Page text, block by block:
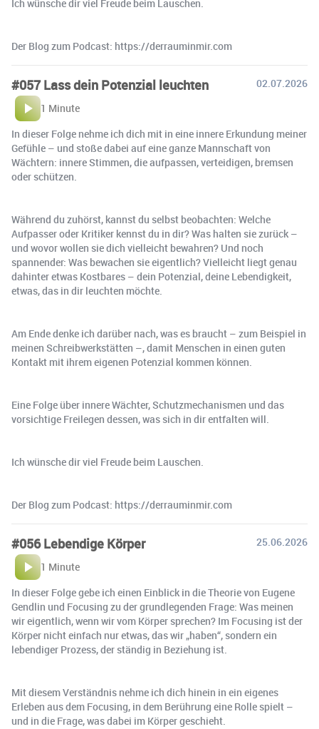
Ich wünsche dir viel Freude beim Lauschen.
Der Blog zum Podcast: https://derrauminmir.com
#057 Lass dein Potenzial leuchten
02.07.2026
1 Minute
In dieser Folge nehme ich dich mit in eine innere Erkundung meiner
Gefühle – und stoße dabei auf eine ganze Mannschaft von
Wächtern: innere Stimmen, die aufpassen, verteidigen, bremsen
oder schützen.
Während du zuhörst, kannst du selbst beobachten: Welche
Aufpasser oder Kritiker kennst du in dir? Was halten sie zurück –
und wovor wollen sie dich vielleicht bewahren? Und noch
spannender: Was bewachen sie eigentlich? Vielleicht liegt genau
dahinter etwas Kostbares – dein Potenzial, deine Lebendigkeit,
etwas, das in dir leuchten möchte.
Am Ende denke ich darüber nach, was es braucht – zum Beispiel in
meinen Schreibwerkstätten –, damit Menschen in einen guten
Kontakt mit ihrem eigenen Potenzial kommen können.
Eine Folge über innere Wächter, Schutzmechanismen und das
vorsichtige Freilegen dessen, was sich in dir entfalten will.
Ich wünsche dir viel Freude beim Lauschen.
Der Blog zum Podcast: https://derrauminmir.com
#056 Lebendige Körper
25.06.2026
1 Minute
In dieser Folge gebe ich einen Einblick in die Theorie von Eugene
Gendlin und Focusing zu der grundlegenden Frage: Was meinen
wir eigentlich, wenn wir vom Körper sprechen? Im Focusing ist der
Körper nicht einfach nur etwas, das wir „haben“, sondern ein
lebendiger Prozess, der ständig in Beziehung ist.
Mit diesem Verständnis nehme ich dich hinein in ein eigenes
Erleben aus dem Focusing, in dem Berührung eine Rolle spielt –
und in die Frage, was dabei im Körper geschieht.